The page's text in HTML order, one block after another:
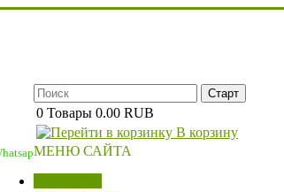
0 Товары 0.00 RUB
В корзину
МЕНЮ САЙТА